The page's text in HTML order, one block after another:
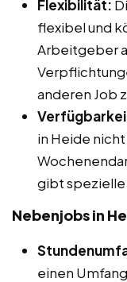
Flexibilität:
flexibel und
Arbeitgeber
anderen Job
in Heide
gibt spezielle
Nebenjobs in
einen